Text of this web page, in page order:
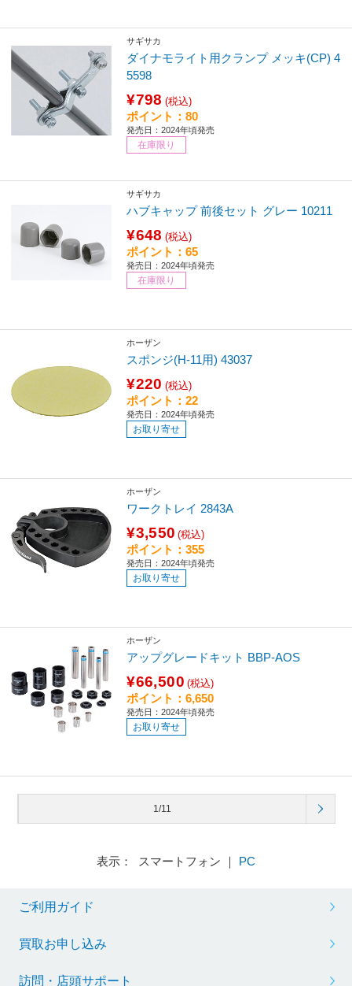
サギサカ
ダイナモライト用クランプ メッキ(CP) 4
5598
¥798 (税込)
ポイント：80
発売日：2024年頃発売
在庫限り
サギサカ
ハブキャップ 前後セット グレー 10211
¥648 (税込)
ポイント：65
発売日：2024年頃発売
在庫限り
ホーザン
スポンジ(H-11用) 43037
¥220 (税込)
ポイント：22
発売日：2024年頃発売
お取り寄せ
ホーザン
ワークトレイ 2843A
¥3,550 (税込)
ポイント：355
発売日：2024年頃発売
お取り寄せ
ホーザン
アップグレードキット BBP-AOS
¥66,500 (税込)
ポイント：6,650
発売日：2024年頃発売
お取り寄せ
1/11
表示： スマートフォン ｜ PC
ご利用ガイド
買取お申し込み
訪問・店頭サポート